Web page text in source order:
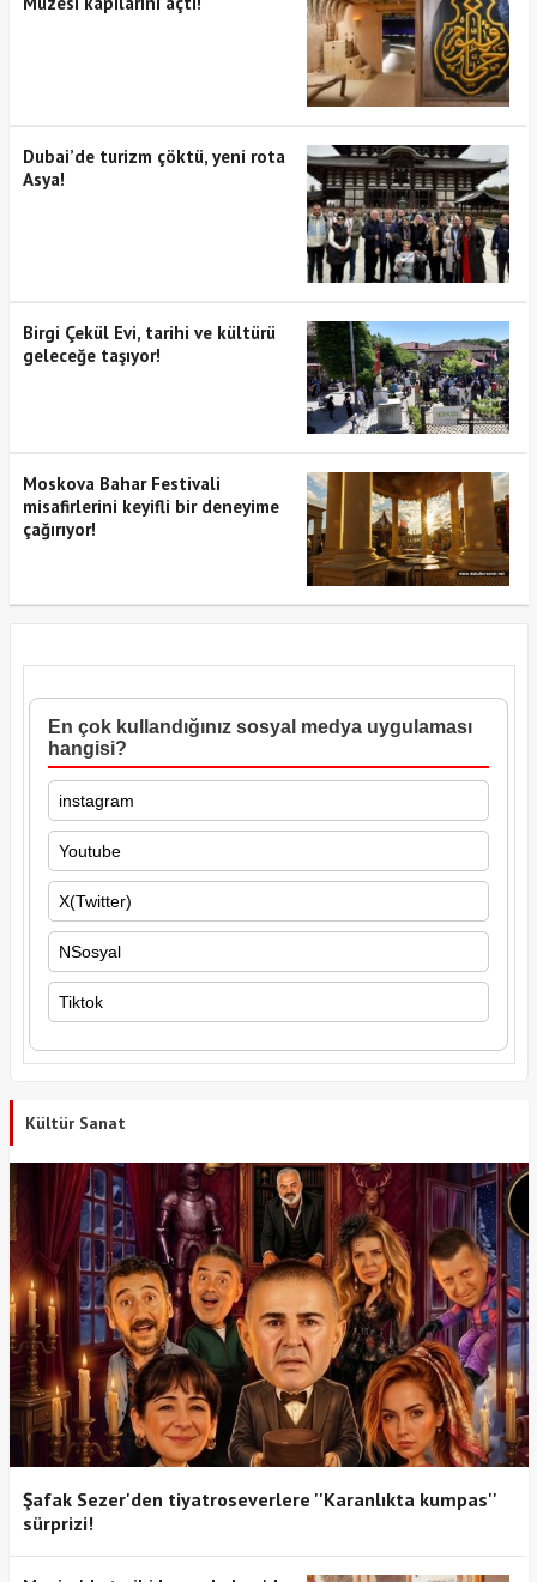
Dubai’de turizm çöktü, yeni rota
Asya!
Birgi Çekül Evi, tarihi ve kültürü
geleceğe taşıyor!
Moskova Bahar Festivali
misafirlerini keyifli bir deneyime
çağırıyor!
En çok kullandığınız sosyal medya uygulaması
hangisi?
instagram
Youtube
X(Twitter)
NSosyal
Tiktok
Kültür Sanat
Şafak Sezer'den tiyatroseverlere ''Karanlıkta kumpas''
sürprizi!